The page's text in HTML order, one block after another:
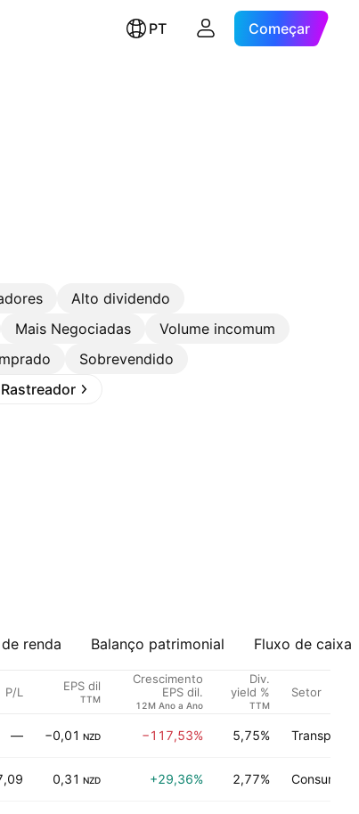
PT Começar
Alto dividendo
Mais Negociadas
Volume incomum
Sobrevendido
renda Balanço patrimonial Fluxo de caixa
P/L EPS dil
TTM
Crescimento
EPS dil.
12M Ano a Ano
Div.
yield %
TTM
Setor
— −0,01 NZD −117,53% 5,75%
0,31 NZD +29,36% 2,77% Consumo